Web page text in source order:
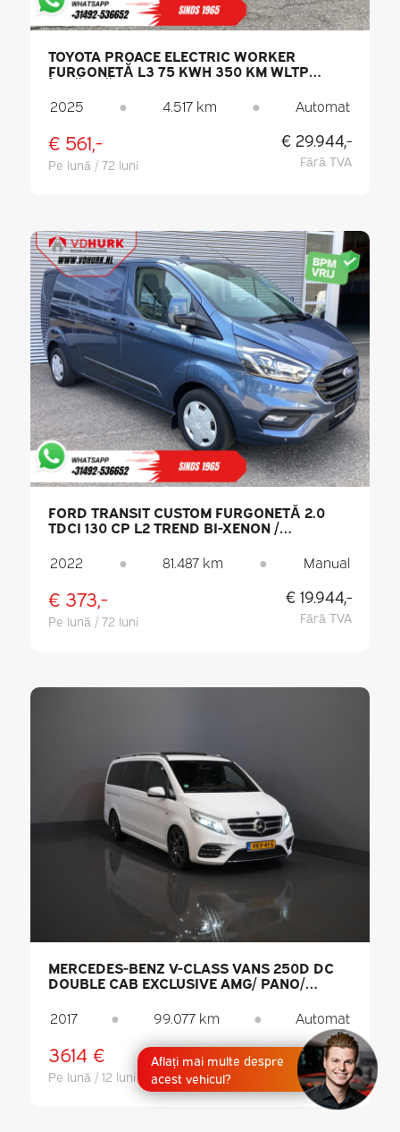
Aflați mai multe despre
acest vehicul?
TOYOTA PROACE ELECTRIC WORKER
FURGONETĂ L3 75 KWH 350 KM WLTP
CLIMATIZARE / PDC / CRUISE CONTROL /
DAB
2025 ● 4.517 km ● Automat
€ 561,-
Pe lună / 72 luni
€ 29.944,-
Fără TVA
FORD TRANSIT CUSTOM FURGONETĂ 2.0
TDCI 130 CP L2 TREND BI-XENON /
CARPLAY / CAMERĂ DE MARȘARIER / PDC /
CRUISE CONTROL / DAB / AER CONDIȚIONAT
2022 ● 81.487 km ● Manual
€ 373,-
Pe lună / 72 luni
€ 19.944,-
Fără TVA
MERCEDES-BENZ V-CLASS VANS 250D DC
DOUBLE CAB EXCLUSIVE AMG/ PANO/
COMPARTMENT/ ADAPT.CRUISE/ 360
CAMERA/ BURMESTER/ STANDKACHEL/ L
2017 ● 99.077 km ● Automat
3614 €
Pe lună / 12 luni
€ 39.744,-
Fără TVA